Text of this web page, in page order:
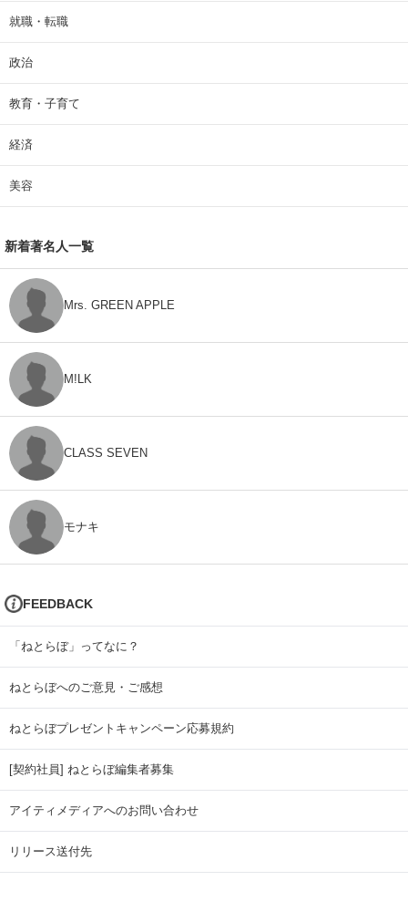
就職・転職
政治
教育・子育て
経済
美容
新着著名人一覧
Mrs. GREEN APPLE
M!LK
CLASS SEVEN
モナキ
FEEDBACK
「ねとらぼ」ってなに？
ねとらぼへのご意見・ご感想
ねとらぼプレゼントキャンペーン応募規約
[契約社員] ねとらぼ編集者募集
アイティメディアへのお問い合わせ
リリース送付先